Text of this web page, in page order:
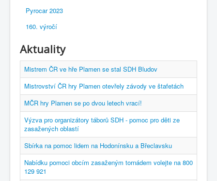
Pyrocar 2023
160. výročí
Aktuality
Mistrem ČR ve hře Plamen se stal SDH Bludov
Mistrovství ČR hry Plamen otevřely závody ve štafetách
MČR hry Plamen se po dvou letech vrací!
Výzva pro organizátory táborů SDH - pomoc pro děti ze
zasažených oblastí
Sbírka na pomoc lidem na Hodonínsku a Břeclavsku
Nabídku pomoci obcím zasaženým tornádem volejte na 800
129 921